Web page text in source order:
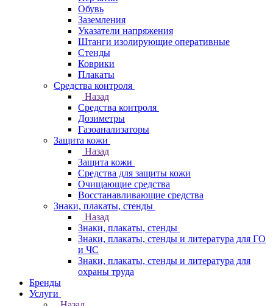
Обувь
Заземления
Указатели напряжения
Штанги изолирующие оперативные
Стенды
Коврики
Плакаты
Средства контроля
Назад
Средства контроля
Дозиметры
Газоанализаторы
Защита кожи
Назад
Защита кожи
Средства для защиты кожи
Очищающие средства
Восстанавливающие средства
Знаки, плакаты, стенды
Назад
Знаки, плакаты, стенды
Знаки, плакаты, стенды и литература для ГО
и ЧС
Знаки, плакаты, стенды и литература для
охраны труда
Бренды
Услуги